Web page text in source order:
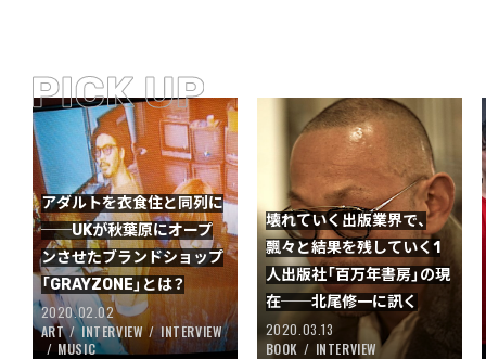
アダルトを衣食住と同列に
──UKが秋葉原にオープ
ンさせたブランドショップ
「GRAYZONE」とは？
2020.02.02
ART
INTERVIEW
INTERVIEW
MUSIC
壊れていく出版業界で、
飄々と結果を残していく1
人出版社「百万年書房」の現
在──北尾修一に訊く
2020.03.13
BOOK
INTERVIEW